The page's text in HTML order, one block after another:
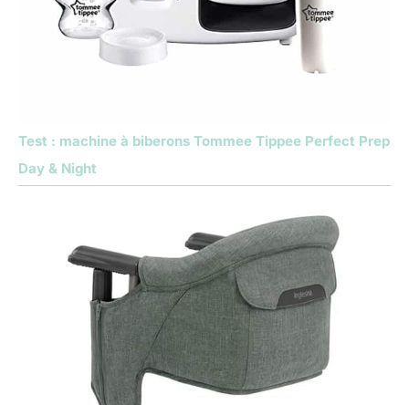
Test : machine à biberons Tommee Tippee Perfect Prep
Day & Night